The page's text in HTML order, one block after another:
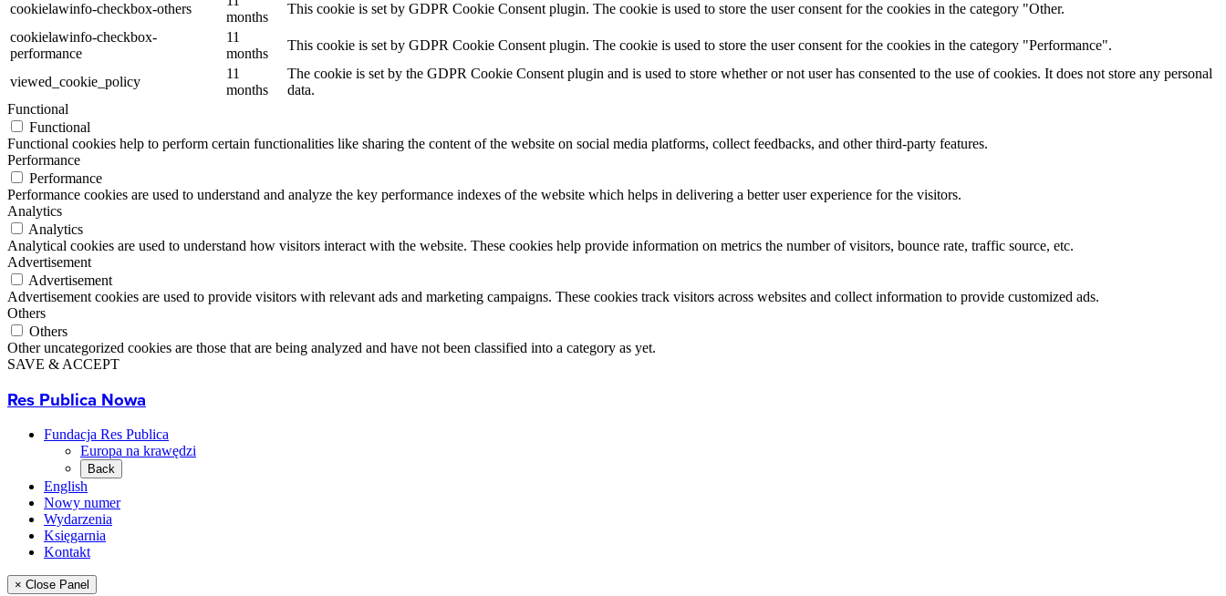
cookielawinfo-checkbox-others
months
This cookie is set by GDPR Cookie Consent plugin. The cookie is used to store the user consent for the cookies in the category "Other.
cookielawinfo-checkbox-
performance
11
months
This cookie is set by GDPR Cookie Consent plugin. The cookie is used to store the user consent for the cookies in the category "Performance".
viewed_cookie_policy
11
months
The cookie is set by the GDPR Cookie Consent plugin and is used to store whether or not user has consented to the use of cookies. It does not store any personal
data.
Functional
Functional
Functional cookies help to perform certain functionalities like sharing the content of the website on social media platforms, collect feedbacks, and other third-party features.
Performance
Performance
Performance cookies are used to understand and analyze the key performance indexes of the website which helps in delivering a better user experience for the visitors.
Analytics
Analytics
Analytical cookies are used to understand how visitors interact with the website. These cookies help provide information on metrics the number of visitors, bounce rate, traffic source, etc.
Advertisement
Advertisement
Advertisement cookies are used to provide visitors with relevant ads and marketing campaigns. These cookies track visitors across websites and collect information to provide customized ads.
Others
Others
Other uncategorized cookies are those that are being analyzed and have not been classified into a category as yet.
SAVE & ACCEPT
Res Publica Nowa
Fundacja Res Publica
Europa na krawędzi
Back
English
Nowy numer
Wydarzenia
Księgarnia
Kontakt
× Close Panel